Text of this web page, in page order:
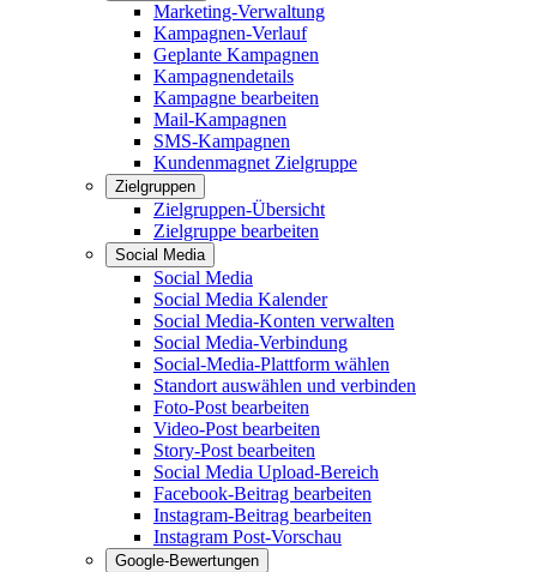
Marketing-Verwaltung
Kampagnen-Verlauf
Geplante Kampagnen
Kampagnendetails
Kampagne bearbeiten
Mail-Kampagnen
SMS-Kampagnen
Kundenmagnet Zielgruppe
Zielgruppen
Zielgruppen-Übersicht
Zielgruppe bearbeiten
Social Media
Social Media
Social Media Kalender
Social Media-Konten verwalten
Social Media-Verbindung
Social-Media-Plattform wählen
Standort auswählen und verbinden
Foto-Post bearbeiten
Video-Post bearbeiten
Story-Post bearbeiten
Social Media Upload-Bereich
Facebook-Beitrag bearbeiten
Instagram-Beitrag bearbeiten
Instagram Post-Vorschau
Google-Bewertungen